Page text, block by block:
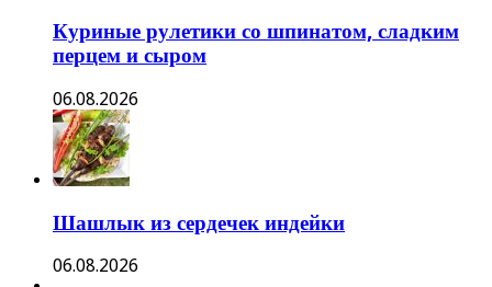
Куриные рулетики со шпинатом, сладким
перцем и сыром
06.08.2026
Шашлык из сердечек индейки
06.08.2026